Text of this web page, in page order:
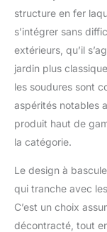
structure en fer
s’intégrer sans
extérieurs, qu’il
jardin plus
les soudures sont
aspérités notables
produit haut de
la catégorie.
Le design à
qui tranche avec
C’est un choix
décontracté, tout